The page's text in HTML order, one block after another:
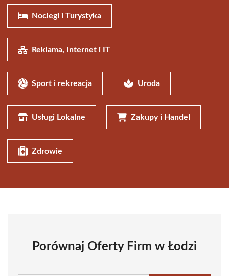
Noclegi i Turystyka
Reklama, Internet i IT
Sport i rekreacja Uroda
Usługi Lokalne Zakupy i Handel
Zdrowie
Porównaj Oferty Firm w Łodzi